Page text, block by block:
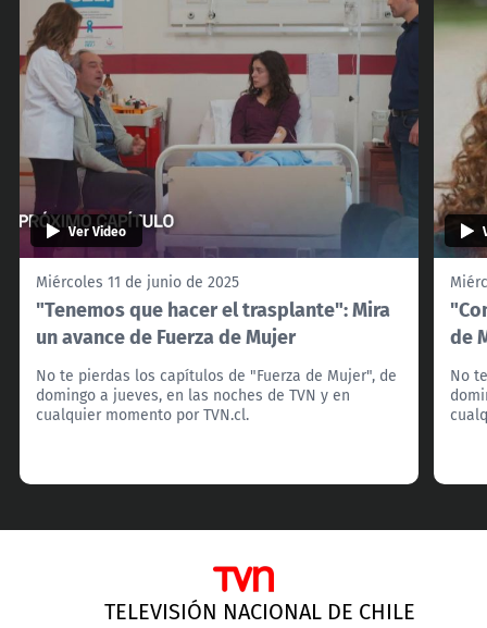
Ver Video
Miércoles 11 de junio de 2025
"Tenemos que hacer el trasplante": Mira
un avance de Fuerza de Mujer
No te pierdas los capítulos de "Fuerza de Mujer", de
domingo a jueves, en las noches de TVN y en
cualquier momento por TVN.cl.
de
No
TELEVISIÓN NACIONAL DE CHILE